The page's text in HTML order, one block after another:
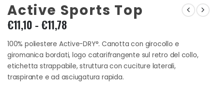
Active Sports Top
€11,10 - €11,78Fascia
prezzo:
da
€11,10
a
100% poliestere Active-DRY°. Canotta con girocollo e
giromanica bordati, logo catarifrangente sul retro del collo,
etichetta strappabile, struttura con cuciture laterali,
traspirante e ad asciugatura rapida.